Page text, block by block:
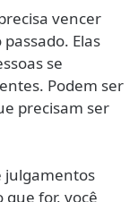
vencer
Elas
se
Podem ser
precisam ser
julgamentos
que for, você